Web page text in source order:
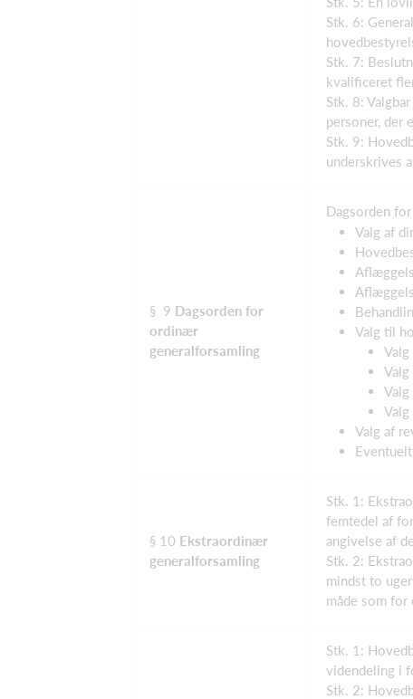
Stk. 6:
Stk. 7:
kvalificeret
Stk. 8:
personer, der
Stk. 9:
underskrives
§ 9 Dagsorden for
ordinær
generalforsamling
Dagsorden
Valg af
Valg til
Valg
Valg af
Eventuelt
§ 10 Ekstraordinær
generalforsamling
Stk. 1:
femtedel af
angivelse af
Stk. 2:
mindst to
måde som
Stk. 1:
videndeling i
Stk. 2: